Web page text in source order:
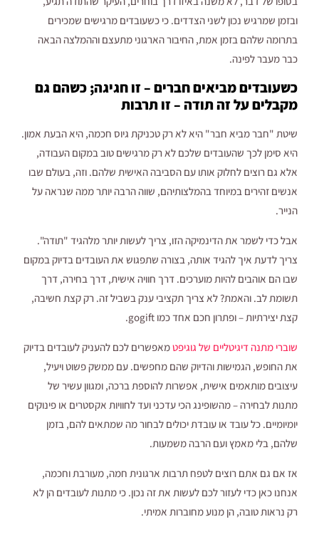
ובזמן שמרגיש נכון לשני הצדדים. כי כשעובדים מרגישים שמכירים
בתרומה שלהם בזמן אמת, החיבור הארגוני מתעצם וההמלצה הבאה
כבר מעבר לפינה.
כשעובדים מביאים חברים – זו חגיגה; כשהם גם
מקבלים על זה תודה – זו תרבות
שיטת "חבר מביא חבר" היא לא רק טכניקת גיוס חכמה, היא הבעת אמון.
היא סימן לכך שהעובדים שלכם לא רק מרגישים טוב במקום העבודה,
אלא גם רוצים לחלוק אותו עם הסביבה האישית שלהם. וזה, בעולם שבו
אנשים זהירים במיוחד בהמלצותיהם, שווה הרבה יותר ממה שנראה על
הנייר.
אבל כדי לשמר את הדינמיקה הזו, צריך לעשות יותר מלהגיד "תודה".
צריך לדעת איך להגיד אותה, בצורה שתפגוש את העובדים בדיוק במקום
שבו הם אוהבים להיות מוערכים. דרך חוויה אישית, דרך בחירה, דרך
תשומת לב. והאמת? לא צריך תקציבי ענק בשביל זה. רק קצת חשיבה,
קצת יצירתיות – ופתרון חכם אחד כמו gogift.
שוברי מתנה דיגיטליים של גוגיפטמאפשרים לכם להעניק לעובדים בדיוק
את החופש, הגמישות והדיוק שהם מחפשים. עם ממשק פשוט ויעיל,
עיצובים מותאמים אישית, אפשרות להוספת ברכה, ומגוון עשיר של
מתנות לבחירה – מהשופינג הכי עדכני ועד לחוויות אקסטרים או פינוקים
יומיומיים. כל עובד או עובדת יכולים לבחור מה שמתאים להם, בזמן
שלהם, בלי מאמץ ועם הרבה משמעות.
אז אם גם אתם רוצים לטפח תרבות ארגונית חמה, מעורבת וחכמה,
אנחנו כאן כדי לעזור לכם לעשות את זה נכון. כי מתנות לעובדים הן לא
רק נראות טובה, הן מנוע מחוברות אמיתי.